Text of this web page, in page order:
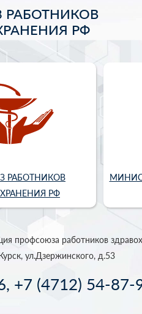
РФ
РАБОТНИКОВ
РФ
профсоюза работников
ул.Дзержинского, д.53
+7 (4712) 54-87-